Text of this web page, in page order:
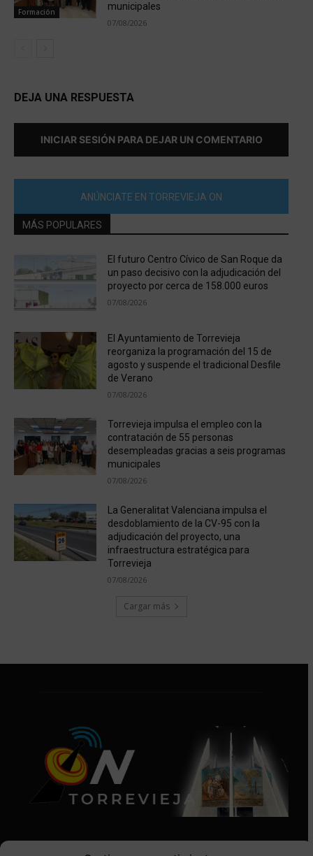
Formación
municipales
07/08/2026
DEJA UNA RESPUESTA
INICIAR SESIÓN PARA DEJAR UN COMENTARIO
ANÚNCIATE EN TORREVIEJA ON
MÁS POPULARES
El futuro Centro Cívico de San Roque da
un paso decisivo con la adjudicación del
proyecto por cerca de 158.000 euros
07/08/2026
El Ayuntamiento de Torrevieja
reorganiza la programación del 15 de
agosto y suspende el tradicional Desfile
de Verano
07/08/2026
Torrevieja impulsa el empleo con la
contratación de 55 personas
desempleadas gracias a seis programas
municipales
07/08/2026
La Generalitat Valenciana impulsa el
desdoblamiento de la CV-95 con la
adjudicación del proyecto, una
infraestructura estratégica para
Torrevieja
07/08/2026
Cargar más